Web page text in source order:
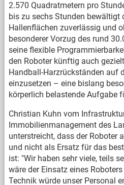
2.570 Quadratmetern pro
bis zu sechs Stunden bewältigt
Hallenflächen zuverlässig und
besonderer Vorzug des rund
seine flexible
den Roboter künftig auch
Handball-Harzrückständen auf
einzusetzen – eine bislang
körperlich belastende Aufgabe
Christian Kuhn vom
Immobilienmanagement des
unterstreicht, dass der Roboter
und nicht als Ersatz für das
ist: "Wir haben sehr viele, teils
wäre der Einsatz eines
Technik würde unser Personal